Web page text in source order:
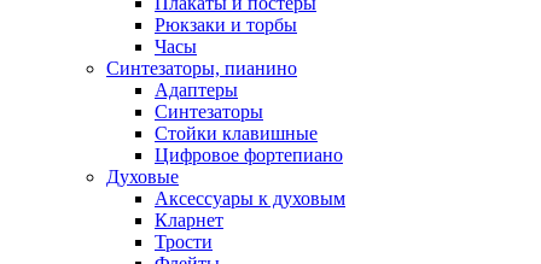
Рюкзаки и торбы
Часы
Синтезаторы, пианино
Адаптеры
Синтезаторы
Стойки клавишные
Цифровое фортепиано
Духовые
Аксессуары к духовым
Кларнет
Трости